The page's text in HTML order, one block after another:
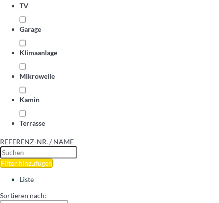
TV
Garage
Klimaanlage
Mikrowelle
Kamin
Terrasse
REFERENZ-NR. / NAME
Filter hinzufügen
Liste
Sortieren nach: